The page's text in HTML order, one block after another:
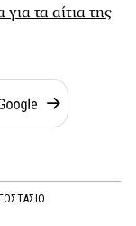
τα αίτια της